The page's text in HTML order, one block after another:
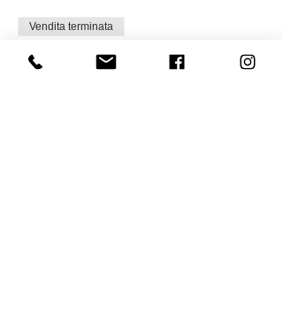
Vendita terminata
Tipo di biglietto